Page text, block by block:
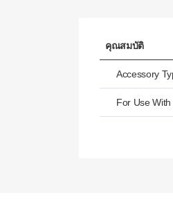
คุณสมบัติ
Accessory
For Use With